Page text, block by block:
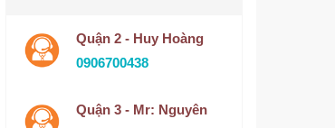
Quận 2 - Huy Hoàng
0906700438
Quận 3 - Mr: Nguyên